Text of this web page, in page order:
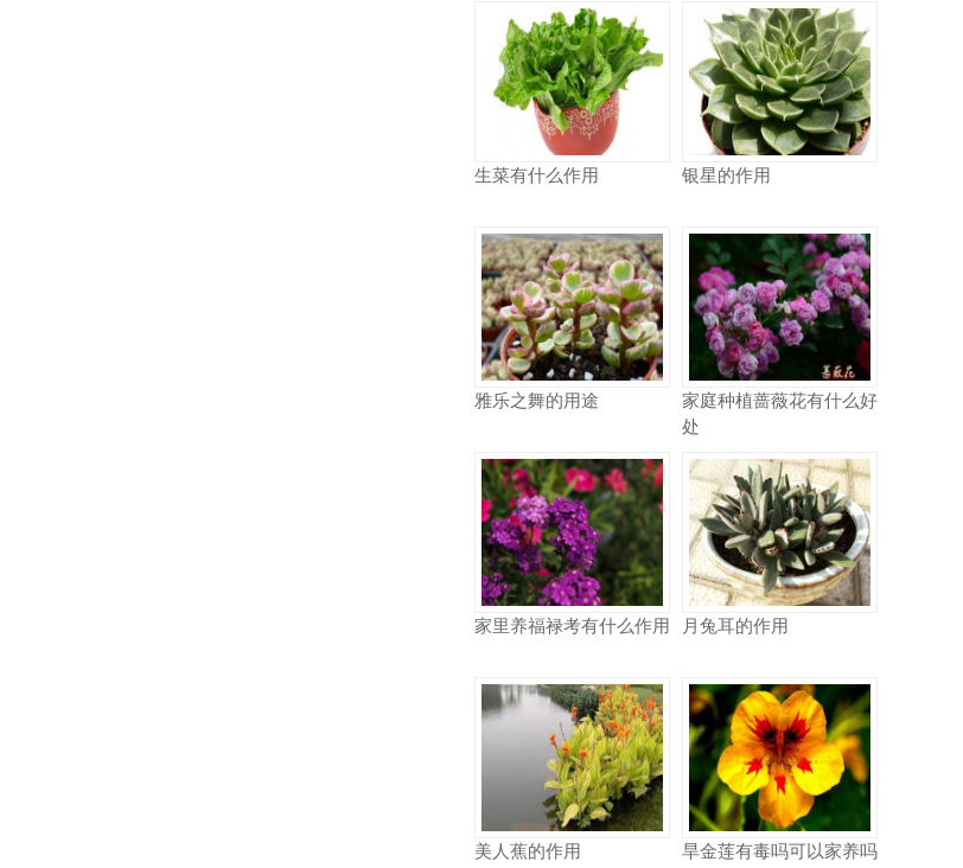
生菜有什么作用 银星的作用
雅乐之舞的用途
家庭种植蔷薇花有什么好
处
家里养福禄考有什么作用 月兔耳的作用
美人蕉的作用 旱金莲有毒吗可以家养吗